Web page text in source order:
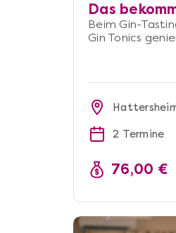
Das
Beim Gin-
Gin Tonics
2 Termine
76,00 €